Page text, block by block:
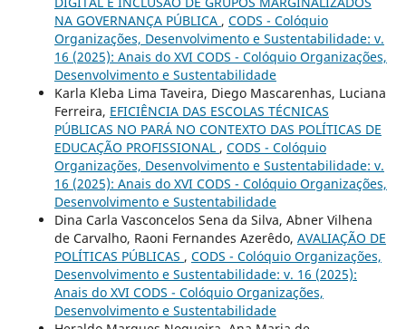
NA GOVERNANÇA PÚBLICA , CODS - Colóquio
Organizações, Desenvolvimento e Sustentabilidade: v.
16 (2025): Anais do XVI CODS - Colóquio Organizações,
Desenvolvimento e Sustentabilidade
Karla Kleba Lima Taveira, Diego Mascarenhas, Luciana
Ferreira, EFICIÊNCIA DAS ESCOLAS TÉCNICAS
PÚBLICAS NO PARÁ NO CONTEXTO DAS POLÍTICAS DE
EDUCAÇÃO PROFISSIONAL , CODS - Colóquio
Organizações, Desenvolvimento e Sustentabilidade: v.
16 (2025): Anais do XVI CODS - Colóquio Organizações,
Desenvolvimento e Sustentabilidade
Dina Carla Vasconcelos Sena da Silva, Abner Vilhena
de Carvalho, Raoni Fernandes Azerêdo, AVALIAÇÃO DE
POLÍTICAS PÚBLICAS , CODS - Colóquio Organizações,
Desenvolvimento e Sustentabilidade: v. 16 (2025):
Anais do XVI CODS - Colóquio Organizações,
Desenvolvimento e Sustentabilidade